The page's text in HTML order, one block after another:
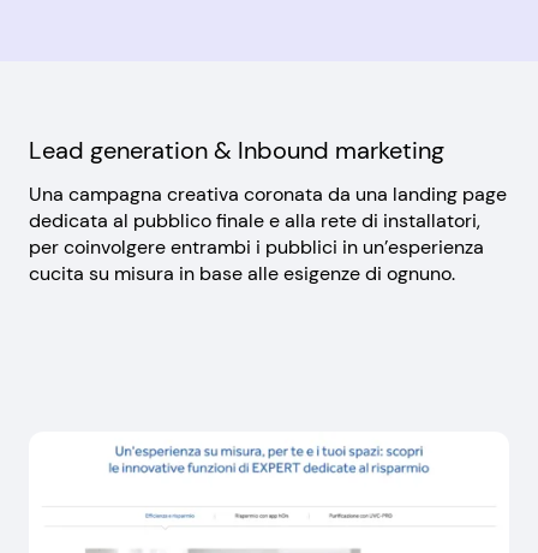
Lead generation & Inbound marketing
Una campagna creativa coronata da una landing page
dedicata al pubblico finale e alla rete di installatori,
per coinvolgere entrambi i pubblici in un’esperienza
cucita su misura in base alle esigenze di ognuno.